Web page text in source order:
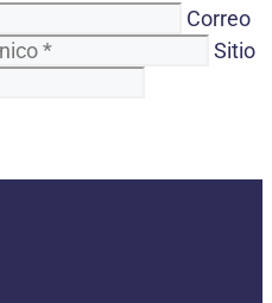
Correo
Sitio